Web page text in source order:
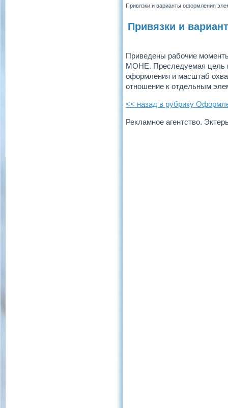
Привязки и варианты оформления
Привязки и
Приведены рабочие
МОНЕ. Преследуемая цель
оформления и масштаб
отношение к отдельным
<< назад в рубрику
Рекламное агентство.